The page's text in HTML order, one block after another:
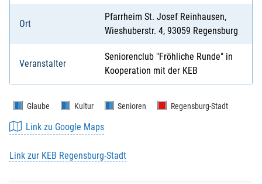
Ort
Pfarrheim St. Josef Reinhausen,
Wieshuberstr. 4, 93059 Regensburg
Veranstalter
Seniorenclub "Fröhliche Runde" in
Kooperation mit der KEB
Glaube Kultur Senioren Regensburg-Stadt
Link zu Google Maps
Link zur KEB Regensburg-Stadt